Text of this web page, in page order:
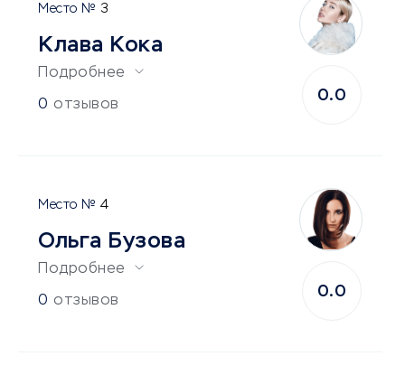
3
Клава Кока
Подробнее
0 отзывов
0.0
4
Ольга Бузова
Подробнее
0 отзывов
0.0